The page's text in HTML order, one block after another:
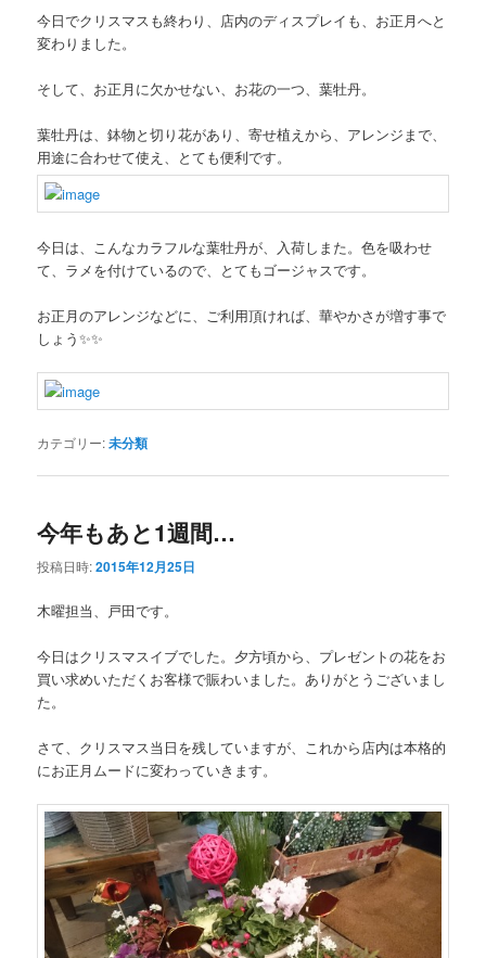
今日でクリスマスも終わり、店内のディスプレイも、お正月へと
変わりました。
そして、お正月に欠かせない、お花の一つ、葉牡丹。
葉牡丹は、鉢物と切り花があり、寄せ植えから、アレンジまで、
用途に合わせて使え、とても便利です。
今日は、こんなカラフルな葉牡丹が、入荷しまた。色を吸わせ
て、ラメを付けているので、とてもゴージャスです。
お正月のアレンジなどに、ご利用頂ければ、華やかさが増す事で
しょう✨✨
カテゴリー:未分類
今年もあと1週間…
投稿日時:2015年12月25日
木曜担当、戸田です。
今日はクリスマスイブでした。夕方頃から、プレゼントの花をお
買い求めいただくお客様で賑わいました。ありがとうございまし
た。
さて、クリスマス当日を残していますが、これから店内は本格的
にお正月ムードに変わっていきます。